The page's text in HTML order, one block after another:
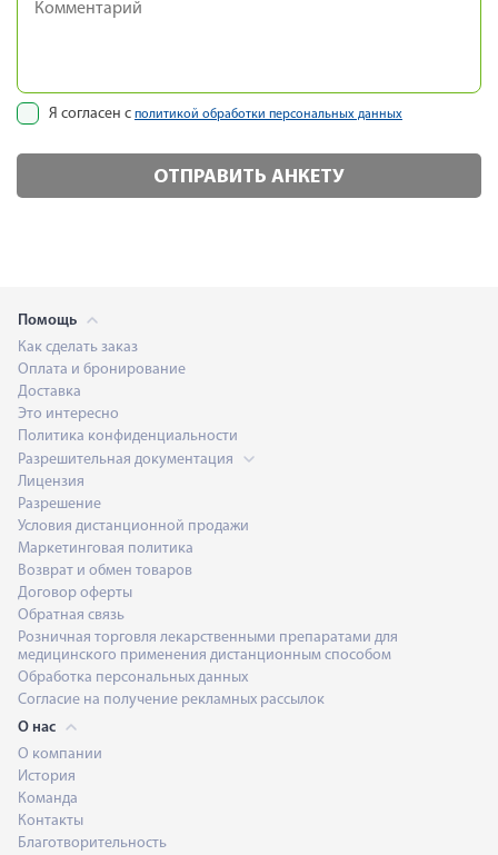
Я согласен с политикой обработки персональных данных
ОТПРАВИТЬ АНКЕТУ
Помощь
Как сделать заказ
Оплата и бронирование
Доставка
Это интересно
Политика конфиденциальности
Разрешительная документация
Лицензия
Разрешение
Условия дистанционной продажи
Маркетинговая политика
Возврат и обмен товаров
Договор оферты
Обратная связь
Розничная торговля лекарственными препаратами для
медицинского применения дистанционным способом
Обработка персональных данных
Согласие на получение рекламных рассылок
О нас
О компании
История
Команда
Контакты
Благотворительность